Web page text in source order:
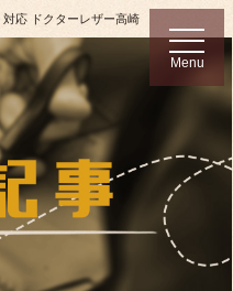
応 ドクターレザー高崎
t
o
g
g
a
i
o
Menu